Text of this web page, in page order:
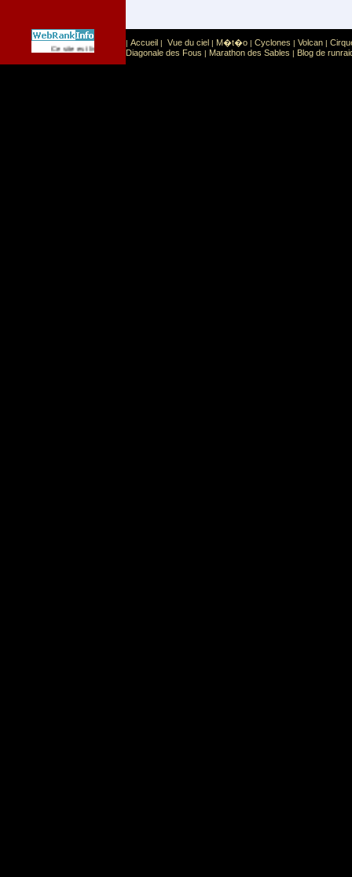
Ce site est list� dans la cat�gorie Sport Sports extr�mes
| Accueil | Vue du ciel | M�t�o | Cyclones | Volcan |
Diagonale des Fous | Marathon des Sables | Blog de